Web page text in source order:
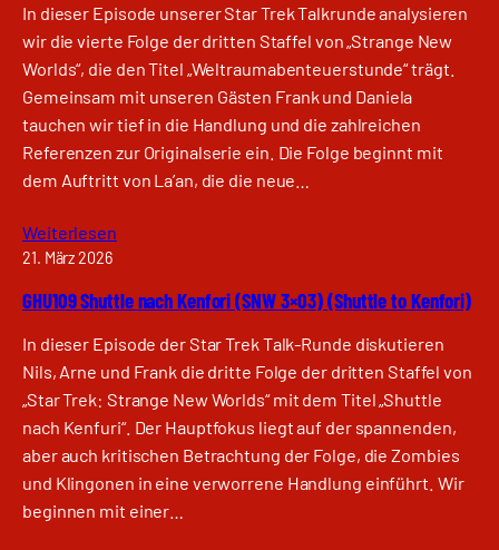
In dieser Episode unserer Star Trek Talkrunde analysieren
wir die vierte Folge der dritten Staffel von „Strange New
Worlds“, die den Titel „Weltraumabenteuerstunde“ trägt.
Gemeinsam mit unseren Gästen Frank und Daniela
tauchen wir tief in die Handlung und die zahlreichen
Referenzen zur Originalserie ein. Die Folge beginnt mit
dem Auftritt von La’an, die die neue…
Weiterlesen
21. März 2026
GHU109 Shuttle nach Kenfori (SNW 3×03) (Shuttle to Kenfori)
In dieser Episode der Star Trek Talk-Runde diskutieren
Nils, Arne und Frank die dritte Folge der dritten Staffel von
„Star Trek: Strange New Worlds“ mit dem Titel „Shuttle
nach Kenfuri“. Der Hauptfokus liegt auf der spannenden,
aber auch kritischen Betrachtung der Folge, die Zombies
und Klingonen in eine verworrene Handlung einführt. Wir
beginnen mit einer…